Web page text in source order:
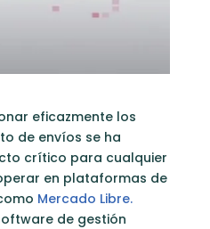
eficazmente los
de envíos se ha
crítico para cualquier
en plataformas de
Mercado Libre.
de gestión